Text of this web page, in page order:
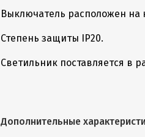
Выключатель расположен на
Степень защиты IP20.
Светильник поставляется в
Дополнительные